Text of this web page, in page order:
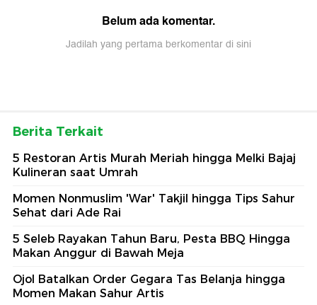
Belum ada komentar.
Jadilah yang pertama berkomentar di sini
Berita Terkait
5 Restoran Artis Murah Meriah hingga Melki Bajaj
Kulineran saat Umrah
Momen Nonmuslim 'War' Takjil hingga Tips Sahur
Sehat dari Ade Rai
5 Seleb Rayakan Tahun Baru, Pesta BBQ Hingga
Makan Anggur di Bawah Meja
Ojol Batalkan Order Gegara Tas Belanja hingga
Momen Makan Sahur Artis